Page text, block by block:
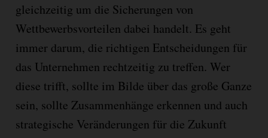
gleichzeitig um die Sicherungen von
Wettbewerbsvorteilen dabei handelt. Es geht
immer darum, die richtigen Entscheidungen für
das Unternehmen rechtzeitig zu treffen. Wer
diese trifft, sollte im Bilde über das große Ganze
sein, sollte Zusammenhänge erkennen und auch
strategische Veränderungen für die Zukunft